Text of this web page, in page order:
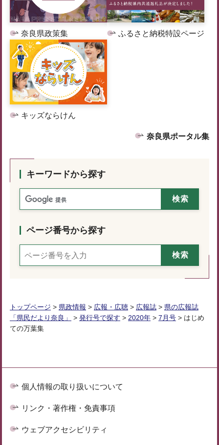
奈良県政策集 ふるさと納税特設ページ
キッズならけん
奈良県ポータル集
キーワードから探す
ページ番号から探す
トップページ > 県政情報 > 広報・広聴 > 広報誌 > 県の広報誌
「県民だより奈良」
> 発行号で探す > 2020年 > 7月号 > はじめ
ての万葉集
個人情報の取り扱いについて
リンク・著作権・免責事項
ウェブアクセシビリティ